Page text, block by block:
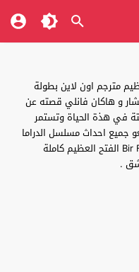
مترجم اون لاين بطولة
و هاكان فانلي قصته عن
في هذة الحياة وتستمر
جميع احداث مسلسل الدراما
التاريخي التركي Bir Fetih Ülküsü Kizilelma الفتح العظيم كاملة
.